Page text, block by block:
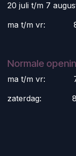
20 juli t/m 7
ma t/m vr:
Normale
ma t/m vr:
zaterdag: